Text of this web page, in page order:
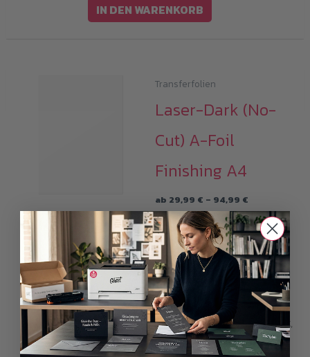
IN DEN WARENKORB
Transferfolien
Laser-Dark (No-
Cut) A-Foil
Finishing A4
ab 29,99 € – 94,99 €
29,99 €
bis
94,99 €
i
Alle Preise inkl.19%
MwSt.plusVersandkosten
Mit der Laser-Dark (No-Cut)
A-Foil ist es möglich, weiße
und farbige Erzeugnisse in
A4, mit Hilfe von Laserdruck,
auf verschiedenste